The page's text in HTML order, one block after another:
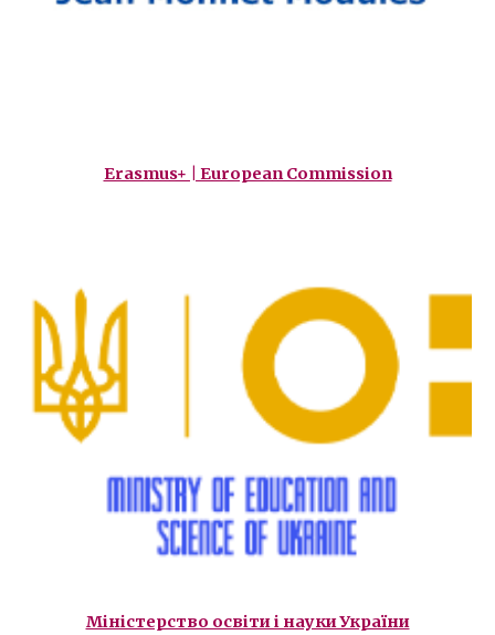
Erasmus+ | European Commission
Міністерство освіти і науки України